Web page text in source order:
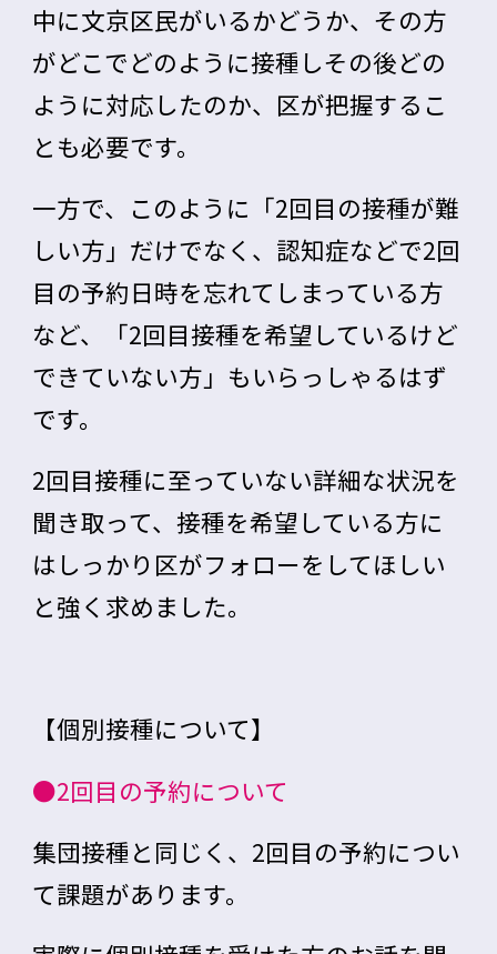
中に文京区民がいるかどうか、その方
がどこでどのように接種しその後どの
ように対応したのか、区が把握するこ
とも必要です。
一方で、このように「2回目の接種が難
しい方」だけでなく、認知症などで2回
目の予約日時を忘れてしまっている方
など、「2回目接種を希望しているけど
できていない方」もいらっしゃるはず
です。
2回目接種に至っていない詳細な状況を
聞き取って、接種を希望している方に
はしっかり区がフォローを してほしい
と強く求めました。
【個別接種について】
●2回目の予約について
集団接種と同じく、2回目の予約につい
て課題があります。